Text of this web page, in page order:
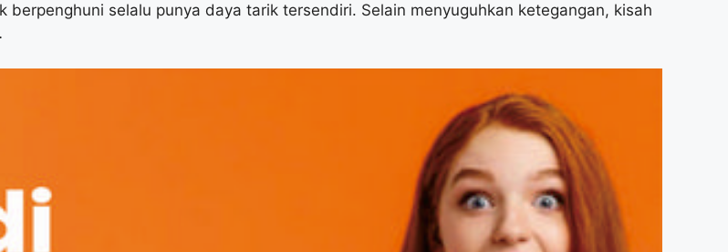
berpenghuni selalu punya daya tarik tersendiri. Selain menyuguhkan ketegangan, kisah